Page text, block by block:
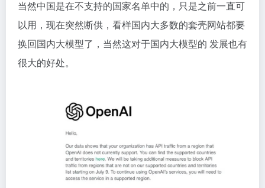
当然中国是在不支持的国家名单中的，只是之前一直可
以用，现在突然断供，看样国内大多数的套壳网站都要
换回国内大模型了，当然这对于国内大模型的 发展也有
很大的好处。